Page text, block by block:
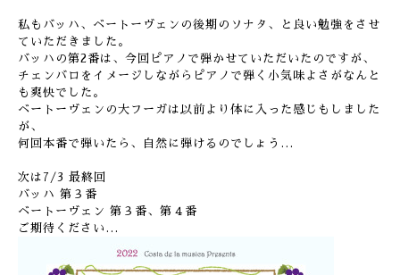
私もバッハ、ベートーヴェンの後期のソナタ、と良い勉強をさせ
ていただきました。
バッハの第2番は、今回ピアノで弾かせていただいたのですが、
チェンバロをイメージしながらピアノで弾く小気味よさがなんと
も爽快でした。
ベートーヴェンの大フーガは以前より体に入った感じもしました
が、
何回本番で弾いたら、自然に弾けるのでしょう…
次は7/3 最終回
バッハ 第３番
ベートーヴェン 第３番、第４番
ご期待ください…